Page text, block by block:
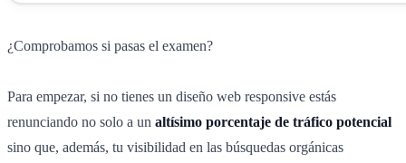
¿Comprobamos si pasas el examen?
Para empezar, si no tienes un diseño web responsive estás
renunciando no solo a un altísimo porcentaje de tráfico potencial
sino que, además, tu visibilidad en las búsquedas orgánicas